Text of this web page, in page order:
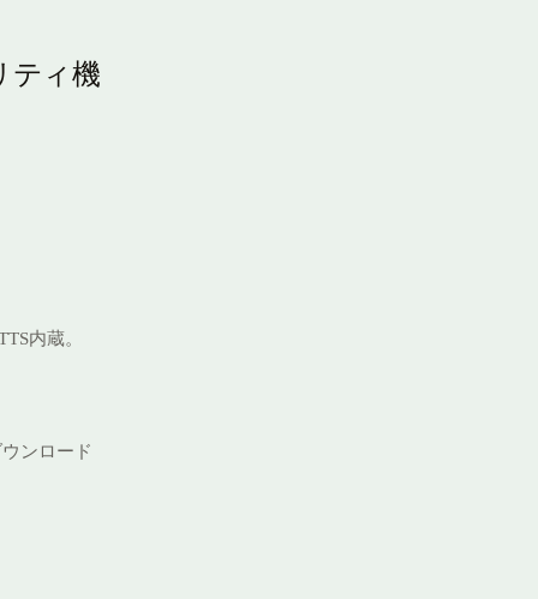
ティ機
内蔵。
ンロード